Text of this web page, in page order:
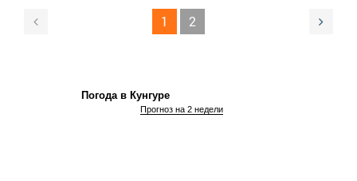
1 2
Погода в Кунгуре
Прогноз на 2 недели